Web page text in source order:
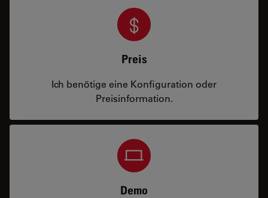
Preis
Ich benötige eine Konfiguration oder
Preisinformation.
Demo